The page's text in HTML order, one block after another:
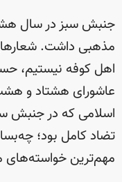
جنبش سبز در سال
مذهبی داشت.
اهل کوفه نیستیم،
عاشورای هشتاد و
اسلامی که در جنبش
تضاد کامل بود؛
مهم‌ترین خواسته‌های